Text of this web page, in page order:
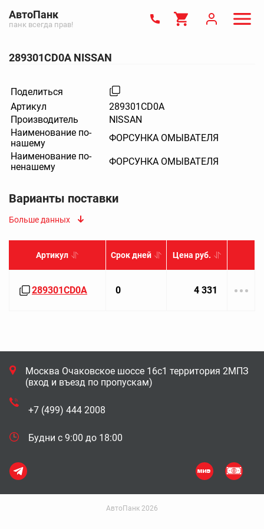
АвтоПанк
панк всегда прав!
289301CD0A NISSAN
Поделиться
Артикул
289301CD0A
Производитель
NISSAN
Наименование по-
нашему
ФОРСУНКА ОМЫВАТЕЛЯ
Наименование по-
ненашему
ФОРСУНКА ОМЫВАТЕЛЯ
Варианты поставки
Больше данных
Артикул Срок дней Цена руб.
289301CD0A 0 4 331
Москва Очаковское шоссе 16с1 территория 2МПЗ
(вход и въезд по пропускам)
+7 (499) 444 2008
Будни с 9:00 до 18:00
АвтоПанк 2026